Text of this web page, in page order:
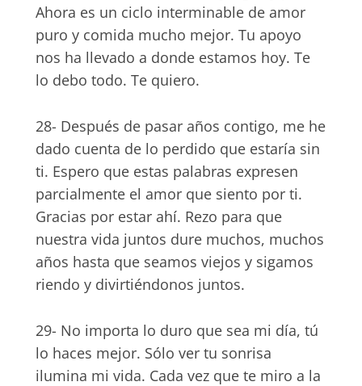
Ahora es un ciclo interminable de amor
puro y comida mucho mejor. Tu apoyo
nos ha llevado a donde estamos hoy. Te
lo debo todo. Te quiero.
28- Después de pasar años contigo, me he
dado cuenta de lo perdido que estaría sin
ti. Espero que estas palabras expresen
parcialmente el amor que siento por ti.
Gracias por estar ahí. Rezo para que
nuestra vida juntos dure muchos, muchos
años hasta que seamos viejos y sigamos
riendo y divirtiéndonos juntos.
29- No importa lo duro que sea mi día, tú
lo haces mejor. Sólo ver tu sonrisa
ilumina mi vida. Cada vez que te miro a la